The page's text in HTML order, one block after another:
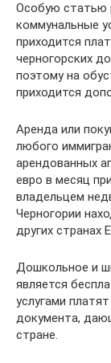
Особую статью
коммунальные
приходится
черногорских
поэтому на
приходится
Аренда или
любого
арендованных
евро в месяц
владельцем
Черногории
других странах
Дошкольное и
является
услугами
документа,
стране.